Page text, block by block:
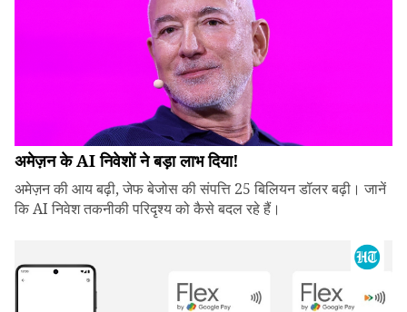
अमेज़न के AI निवेशों ने बड़ा लाभ दिया!
अमेज़न की आय बढ़ी, जेफ बेजोस की संपत्ति 25 बिलियन डॉलर बढ़ी। जानें
कि AI निवेश तकनीकी परिदृश्य को कैसे बदल रहे हैं।